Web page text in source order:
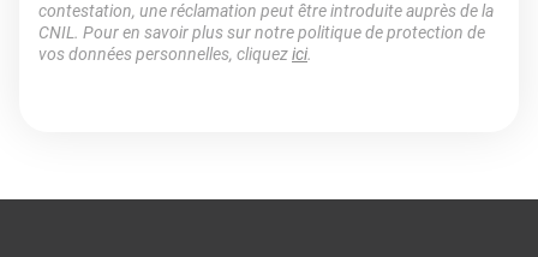
contestation, une réclamation peut être introduite auprès de la
CNIL. Pour en savoir plus sur notre politique de protection de
vos données personnelles, cliquezici.